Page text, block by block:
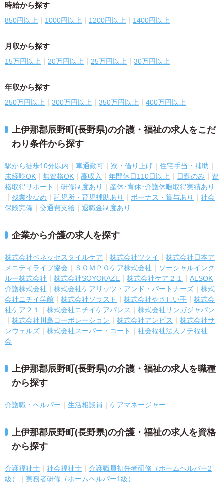
時給から探す
850円以上 1000円以上 1200円以上 1400円以上
月収から探す
15万円以上 20万円以上 25万円以上 30万円以上
年収から探す
250万円以上 300万円以上 350万円以上 400万円以上
上伊那郡辰野町(長野県)の介護・福祉の求人をこだ
わり条件から探す
駅から徒歩10分以内 車通勤可 寮・借り上げ
住宅手当・補助
未経験OK
無資格OK 高収入 年間休日110日以上 日勤のみ
資
格取得サポート
研修制度あり
産休･育休･介護休暇取得実績あり
残業少なめ
託児所・育児補助あり ボーナス・賞与あり
社会
保険完備
交通費支給 退職金制度あり
企業から介護の求人を探す
株式会社ベネッセスタイルケア 株式会社ツクイ
株式会社日本ア
メニティライフ協会
ＳＯＭＰＯケア株式会社
ソーシャルインク
ルー株式会社
株式会社SOYOKAZE 株式会社ケア２１
ALSOK
介護株式会社
株式会社ケアリッツ・アンド・パートナーズ
株式
会社ニチイ学館
株式会社ソラスト 株式会社やさしい手
株式会
社ケア２１
株式会社ニチイケアパレス
株式会社サンガジャパン
株式会社川島コーポレーション
株式会社アンビス
株式会社サ
ンウェルズ
株式会社スーパー・コート
社会福祉法人ノテ福祉
会
上伊那郡辰野町(長野県)の介護・福祉の求人を職種
から探す
介護職・ヘルパー 生活相談員 ケアマネージャー
上伊那郡辰野町(長野県)の介護・福祉の求人を資格
から探す
介護福祉士 社会福祉士
介護職員初任者研修（ホームヘルパー2
級）
実務者研修（ホームヘルパー1級）